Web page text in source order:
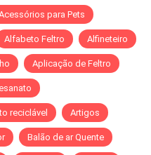
para Pets
Alfabeto Feltro Alfineteiro
Aplicação de Feltro
reciclável Artigos
Balão de ar Quente